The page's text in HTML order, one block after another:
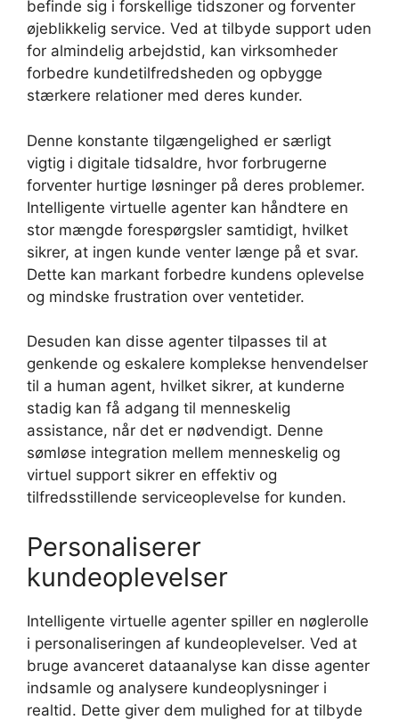
befinde sig i forskellige tidszoner og forventer
øjeblikkelig service. Ved at tilbyde support uden
for almindelig arbejdstid, kan virksomheder
forbedre kundetilfredsheden og opbygge
stærkere relationer med deres kunder.
Denne konstante tilgængelighed er særligt
vigtig i digitale tidsaldre, hvor forbrugerne
forventer hurtige løsninger på deres problemer.
Intelligente virtuelle agenter kan håndtere en
stor mængde forespørgsler samtidigt, hvilket
sikrer, at ingen kunde venter længe på et svar.
Dette kan markant forbedre kundens oplevelse
og mindske frustration over ventetider.
Desuden kan disse agenter tilpasses til at
genkende og eskalere komplekse henvendelser
til a human agent, hvilket sikrer, at kunderne
stadig kan få adgang til menneskelig
assistance, når det er nødvendigt. Denne
sømløse integration mellem menneskelig og
virtuel support sikrer en effektiv og
tilfredsstillende serviceoplevelse for kunden.
Personaliserer
kundeoplevelser
Intelligente virtuelle agenter spiller en nøglerolle
i personaliseringen af kundeoplevelser. Ved at
bruge avanceret dataanalyse kan disse agenter
indsamle og analysere kundeoplysninger i
realtid. Dette giver dem mulighed for at tilbyde